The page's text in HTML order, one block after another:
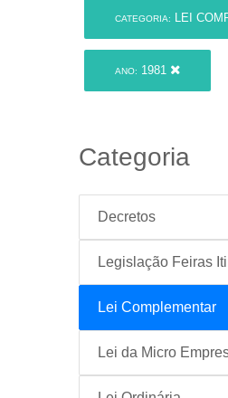
CATEGORIA: LEI
ANO: 1981
Categoria
Decretos
Legislação Feiras
Lei Complementar
Lei da Micro